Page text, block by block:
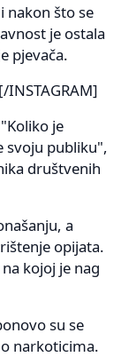
nakon što se
je ostala
pjevača.
je
svoju publiku",
društvenih
a
opijata.
kojoj je nag
su se
narkoticima.